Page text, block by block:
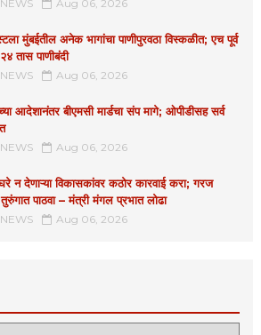
Aug 06, 2026
मुंबईतील अनेक भागांचा पाणीपुरवठा विस्कळीत; एच पूर्व
तास पाणीबंदी
Aug 06, 2026
आदेशानंतर बीएमसी मार्डचा संप मागे; ओपीडीसह सर्व
Aug 06, 2026
घरे न देणाऱ्या विकासकांवर कठोर कारवाई करा; गरज
पाठवा – मंत्री मंगल प्रभात लोढा
Aug 06, 2026